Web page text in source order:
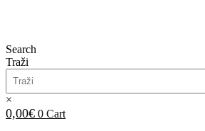
Search
Traži
×
0,00€ 0 Cart